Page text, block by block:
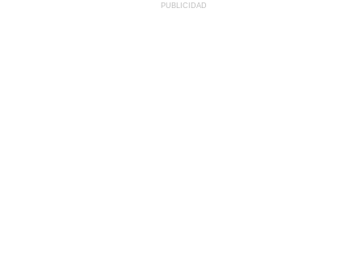
PUBLICIDAD